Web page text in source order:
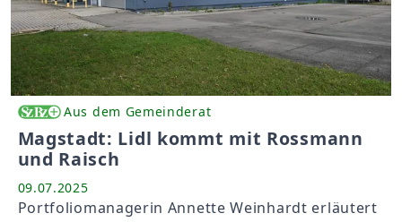
Aus dem Gemeinderat
Magstadt: Lidl kommt mit Rossmann
und Raisch
09.07.2025
Portfoliomanagerin Annette Weinhardt erläutert